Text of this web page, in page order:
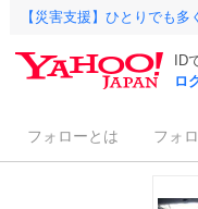
【災害支援】ひとりでも
ID
ロ
フォローとは フォ